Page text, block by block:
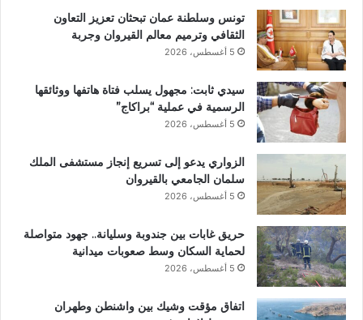
تونس وسلطنة عمان تبحثان تعزيز التعاون
الثقافي وترميم معالم القيروان وجربة
5 أغسطس، 2026
سيدي ثابت: مجهول يسلب فتاة هاتفها ووثائقها
الرسمية في عملية “براكاج”
5 أغسطس، 2026
الزواري يدعو إلى تسريع إنجاز مستشفى الملك
سلمان الجامعي بالقيروان
5 أغسطس، 2026
حريق غابات بين جندوبة وسليانة.. جهود متواصلة
لحماية السكان وسط صعوبات ميدانية
5 أغسطس، 2026
اتفاق مؤقت وشيك بين واشنطن وطهران